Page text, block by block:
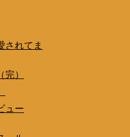
されてま
）
ュー